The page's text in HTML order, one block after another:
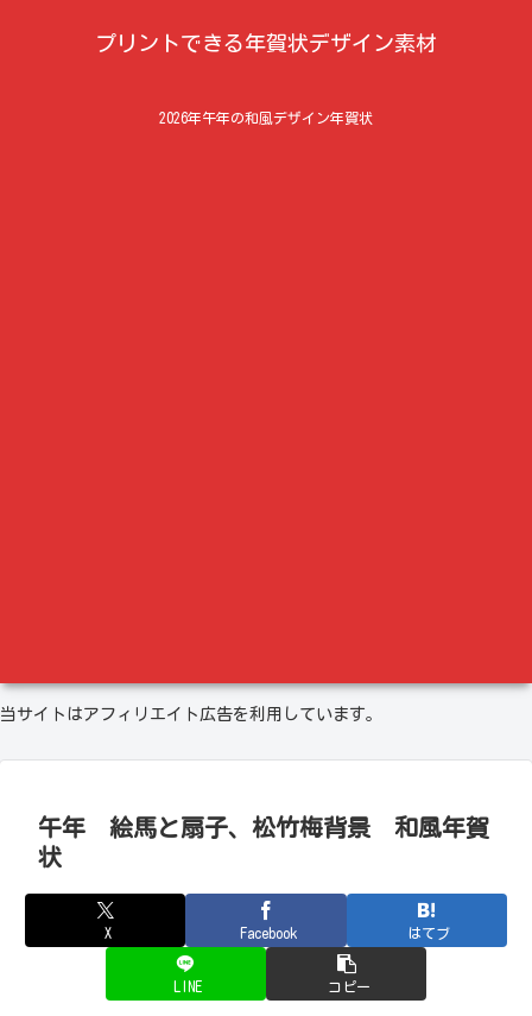
プリントできる年賀状デザイン素材
2026年午年の和風デザイン年賀状
当サイトはアフィリエイト広告を利用しています。
午年 絵馬と扇子、松竹梅背景 和風年賀
状
X Facebook はてブ
LINE コピー